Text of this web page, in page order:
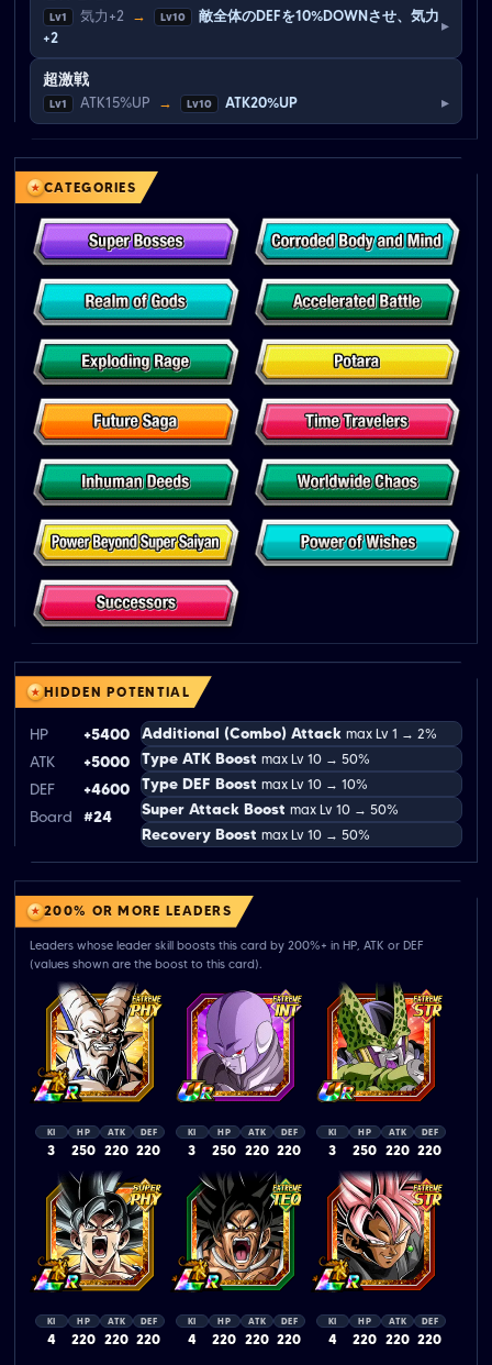
Lv1 気力+2 → Lv10
敵全体のDEFを10%DOWNさせ、気力
+2
▸
超激戦
Lv1 ATK15%UP → Lv10 ATK20%UP ▸
CATEGORIES
HIDDEN POTENTIAL
HP
+5400
ATK
+5000
DEF
+4600
Board
#24
Additional (Combo) Attack max Lv 1 → 2%
Type ATK Boost max Lv 10 → 50%
Type DEF Boost max Lv 10 → 10%
Super Attack Boost max Lv 10 → 50%
Recovery Boost max Lv 10 → 50%
200% OR MORE LEADERS
Leaders whose leader skill boosts this card by 200%+ in HP, ATK or DEF
(values shown are the boost to this card).
KI
3
HP
250
ATK
220
DEF
220
KI
3
HP
250
ATK
220
DEF
220
KI
3
HP
250
ATK
220
DEF
220
KI
4
HP
220
ATK
220
DEF
220
KI
4
HP
220
ATK
220
DEF
220
KI
4
HP
220
ATK
220
DEF
220